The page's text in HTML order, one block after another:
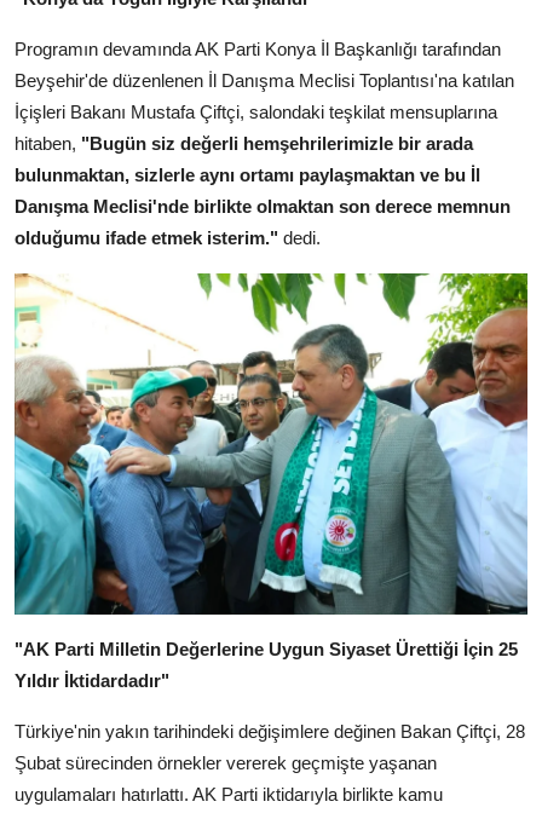
Programın devamında AK Parti Konya İl Başkanlığı tarafından
Beyşehir'de düzenlenen İl Danışma Meclisi Toplantısı'na katılan
İçişleri Bakanı Mustafa Çiftçi, salondaki teşkilat mensuplarına
hitaben, "Bugün siz değerli hemşehrilerimizle bir arada
bulunmaktan, sizlerle aynı ortamı paylaşmaktan ve bu İl
Danışma Meclisi'nde birlikte olmaktan son derece memnun
olduğumu ifade etmek isterim." dedi.
"AK Parti Milletin Değerlerine Uygun Siyaset Ürettiği İçin 25
Yıldır İktidardadır"
Türkiye'nin yakın tarihindeki değişimlere değinen Bakan Çiftçi, 28
Şubat sürecinden örnekler vererek geçmişte yaşanan
uygulamaları hatırlattı. AK Parti iktidarıyla birlikte kamu